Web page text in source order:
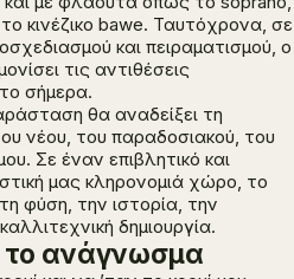
κινέζικο bawe. Ταυτόχρονα, σε
και πειραματισμού, ο
τις αντιθέσεις
σήμερα.
θα αναδείξει τη
νέου, του παραδοσιακού, του
Σε έναν επιβλητικό και
μας κληρονομιά χώρο, το
φύση, την ιστορία, την
δημιουργία.
ανάγνωσμα